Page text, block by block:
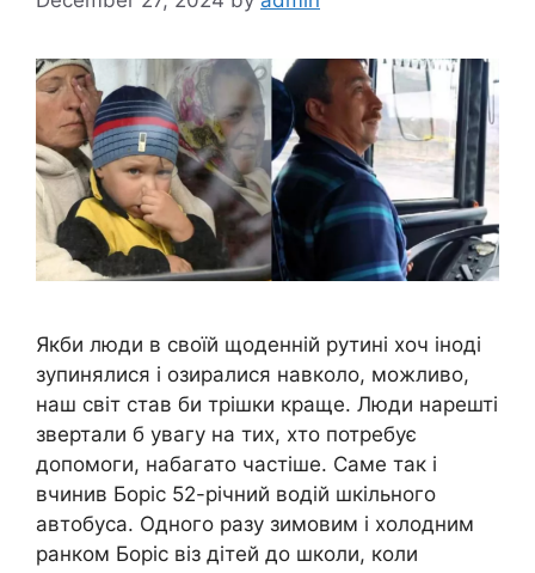
Якби люди в своїй щоденній рутині хоч іноді
зупинялися і озиралися навколо, можливо,
наш світ став би трішки краще. Люди нарешті
звертали б увагу на тих, хто потребує
допомоги, набагато частіше. Саме так і
вчинив Борiс 52-річний водій шкільного
автобуса. Одного разу зимовим і холодним
ранком Борiс віз дітей до школи, коли